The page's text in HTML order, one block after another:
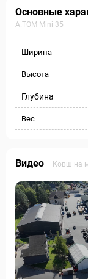
Основные
А.ТОМ Mini 35
Ширина
Высота
Глубина
Вес
Видео Ковш на